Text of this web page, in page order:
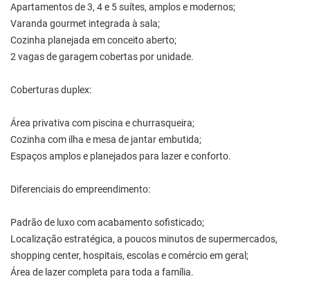
Apartamentos de 3, 4 e 5 suítes, amplos e modernos;
Varanda gourmet integrada à sala;
Cozinha planejada em conceito aberto;
2 vagas de garagem cobertas por unidade.
Coberturas duplex:
Área privativa com piscina e churrasqueira;
Cozinha com ilha e mesa de jantar embutida;
Espaços amplos e planejados para lazer e conforto.
Diferenciais do empreendimento:
Padrão de luxo com acabamento sofisticado;
Localização estratégica, a poucos minutos de supermercados,
shopping center, hospitais, escolas e comércio em geral;
Área de lazer completa para toda a família.